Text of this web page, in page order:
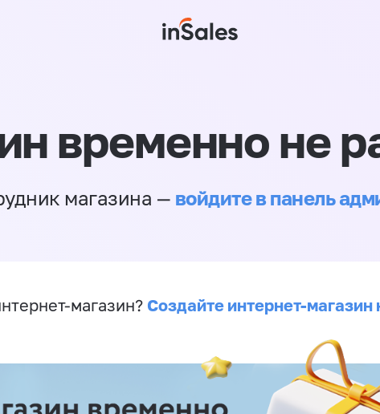
временно не
магазина — войдите в панель
магазин? Создайте интернет-магазин